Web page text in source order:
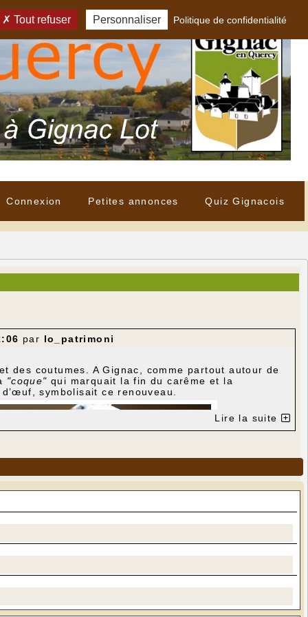
Connexion Petites annonces Quiz Gignacois
par lo_patrimoni
des coutumes. A Gignac, comme partout autour de
"coque" qui marquait la fin du carême et la
symbolisait ce renouveau.
sous la forme d'un pain long…
Lire la suite
Tout refuser Personnaliser Politique de confidentialité